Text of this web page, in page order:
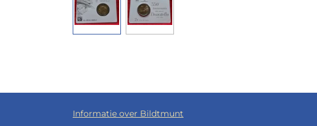
Informatie over Bildtmunt